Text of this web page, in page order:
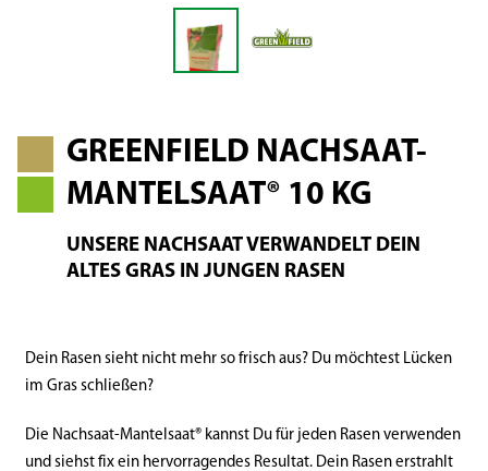
GREENFIELD NACHSAAT-
MANTELSAAT® 10 KG
UNSERE NACHSAAT VERWANDELT DEIN
ALTES GRAS IN JUNGEN RASEN
Dein Rasen sieht nicht mehr so frisch aus? Du möchtest Lücken
im Gras schließen?
Die Nachsaat-Mantelsaat® kannst Du für jeden Rasen verwenden
und siehst fix ein hervorragendes Resultat. Dein Rasen erstrahlt